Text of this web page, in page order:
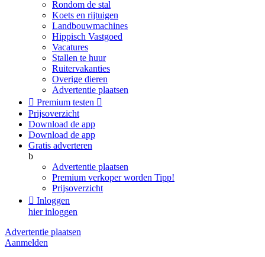
Rondom de stal
Koets en rijtuigen
Landbouwmachines
Hippisch Vastgoed
Vacatures
Stallen te huur
Ruitervakanties
Overige dieren
Advertentie plaatsen
 Premium testen 
Prijsoverzicht
Download de app
Download de app
Gratis adverteren
b
Advertentie plaatsen
Premium verkoper worden Tipp!
Prijsoverzicht
 Inloggen
hier inloggen
Advertentie plaatsen
Aanmelden